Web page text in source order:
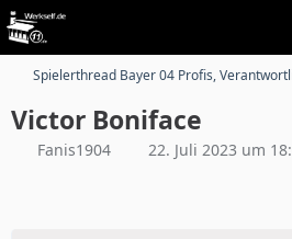
Spielerthread Bayer 04 Profis,
Victor Boniface
Fanis1904 22. Juli 2023 um